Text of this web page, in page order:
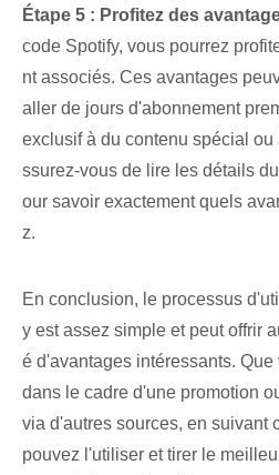
Étape 5 : Profitez des
code Spotify, vous pourrez
nt associés. Ces avantages
aller de jours d'abonnement
exclusif à du contenu spécial ou
ssurez-vous de lire les détails
our savoir exactement quels
z.
En conclusion, le processus⁤
y est⁤ assez simple⁢ et ⁣peut offrir
é d'avantages intéressants.
dans le cadre d'une promotion
via d'autres sources, en suivant
pouvez l'utiliser et tirer le